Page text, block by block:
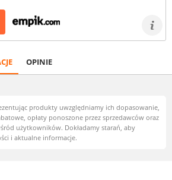
OPINIE
produkty uwzględniamy ich dopasowanie,
opłaty ponoszone przez sprzedawców oraz
użytkowników. Dokładamy starań, aby
i aktualne informacje.